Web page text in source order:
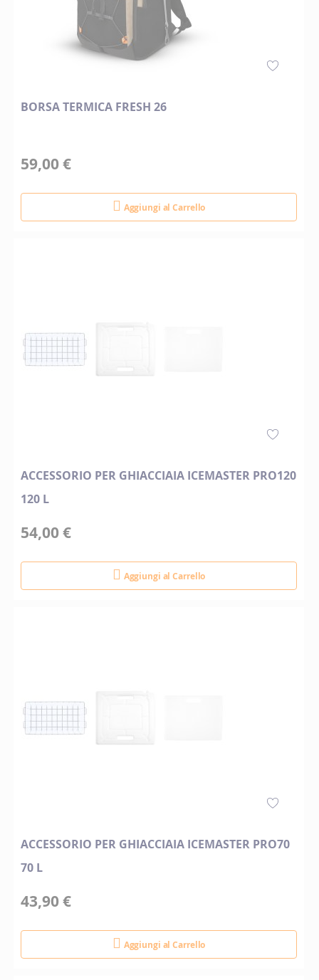
BORSA TERMICA FRESH 26
59,00 €
Aggiungi al Carrello
ACCESSORIO PER GHIACCIAIA ICEMASTER PRO120
120 L
54,00 €
Aggiungi al Carrello
ACCESSORIO PER GHIACCIAIA ICEMASTER PRO70
70 L
43,90 €
Aggiungi al Carrello